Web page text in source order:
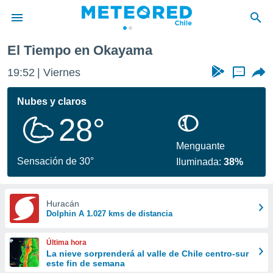
de
por
se
calidad.
a este
las
y
forma
digital
basada
El Tiempo en Okayama
19:52 Viernes ...
Nubes y claros
28°
Sensación de 30°
Menguante
Iluminada:38%
Huracán
Dolphin A 1.027 kms de distancia
Última hora
La nieve sorprenderá al valle de Chile centro-sur
este fin de semana